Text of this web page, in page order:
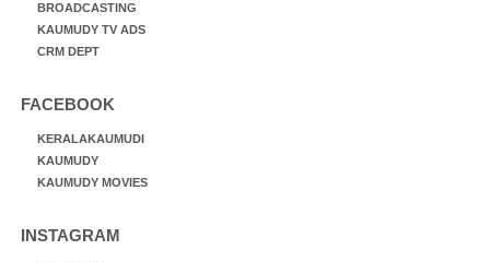
BROADCASTING
KAUMUDY TV ADS
CRM DEPT
FACEBOOK
KERALAKAUMUDI
KAUMUDY
KAUMUDY MOVIES
INSTAGRAM